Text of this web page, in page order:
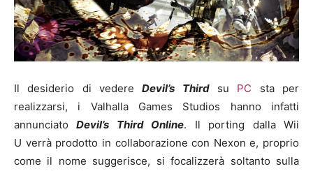
Il desiderio di vedereDevil’s Thirdsu PC sta per
realizzarsi, i Valhalla Games Studios hanno infatti
annunciatoDevil’s Third Online. Il porting dalla Wii
U verrà prodotto in collaborazione con Nexon e, proprio
come il nome suggerisce, si focalizzerà soltanto sulla